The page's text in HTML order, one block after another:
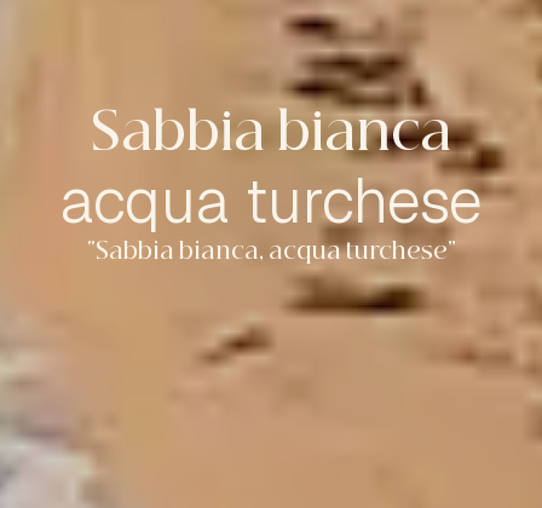
Sabbia bianca
acqua turchese
“Sabbia bianca, acqua turchese”